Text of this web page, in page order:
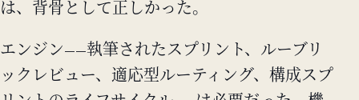
は、背骨として正しかった。
エンジン——執筆されたスプリント、ルーブリ
ックレビュー、適応型ルーティング、構成スプ